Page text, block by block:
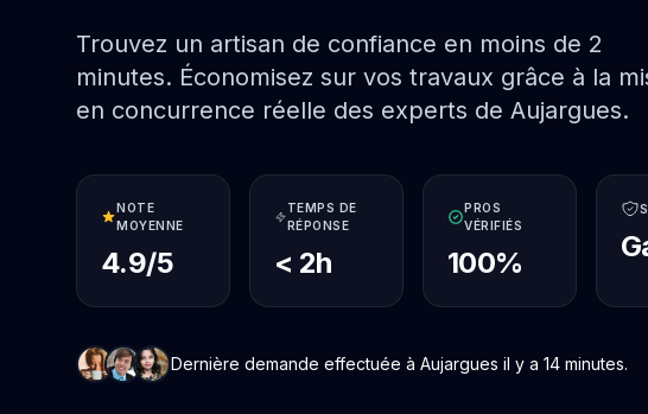
Trouvez un artisan de confiance en moins de 2
minutes. Économisez sur vos travaux grâce à la
en concurrence réelle des experts de Aujargues.
NOTE
MOYENNE
4.9/5
TEMPS DE
RÉPONSE
< 2h
PROS
VÉRIFIÉS
100%
Dernière demande effectuée à Aujargues il y a 14 minutes.